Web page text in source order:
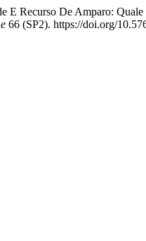
E Recurso De Amparo:
66 (SP2). https://doi.org/